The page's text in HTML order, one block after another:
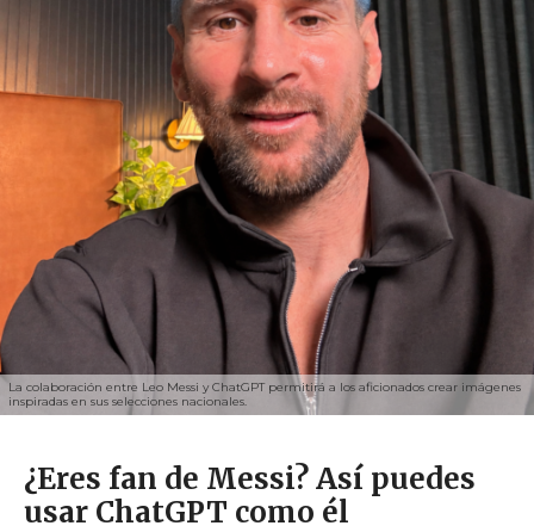
La colaboración entre Leo Messi y ChatGPT permitirá a los aficionados crear imágenes
inspiradas en sus selecciones nacionales.
¿Eres fan de Messi? Así puedes
usar ChatGPT como él